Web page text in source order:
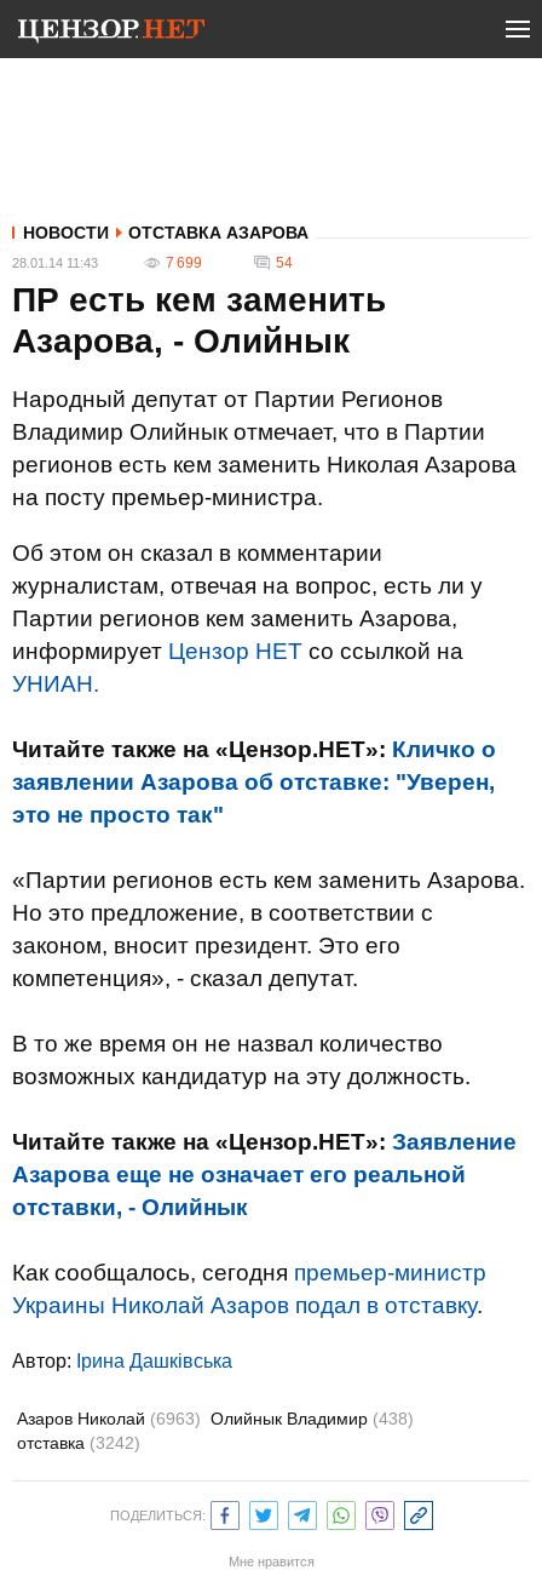
НОВОСТИ ОТСТАВКА АЗАРОВА
28.01.14 11:43 7 699 54
ПР есть кем заменить
Азарова, - Олийнык
Народный депутат от Партии Регионов
Владимир Олийнык отмечает, что в Партии
регионов есть кем заменить Николая Азарова
на посту премьер-министра.
Об этом он сказал в комментарии
журналистам, отвечая на вопрос, есть ли у
Партии регионов кем заменить Азарова,
информирует Цензор НЕТ со ссылкой на
УНИАН.
Читайте также на «Цензор.НЕТ»: Кличко о
заявлении Азарова об отставке: "Уверен,
это не просто так"
«Партии регионов есть кем заменить Азарова.
Но это предложение, в соответствии с
законом, вносит президент. Это его
компетенция», - сказал депутат.
В то же время он не назвал количество
возможных кандидатур на эту должность.
Читайте также на «Цензор.НЕТ»: Заявление
Азарова еще не означает его реальной
отставки, - Олийнык
Как сообщалось, сегодня премьер-министр
Украины Николай Азаров подал в отставку.
Автор: Ірина Дашківська
Азаров Николай (6963) Олийнык Владимир (438)
отставка (3242)
ПОДЕЛИТЬСЯ:
Мне нравится